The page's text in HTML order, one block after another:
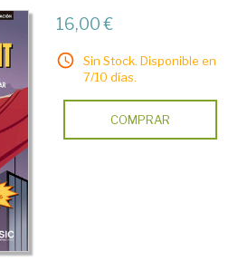
16,00 €
Sin Stock. Disponible en
7/10 días.
COMPRAR